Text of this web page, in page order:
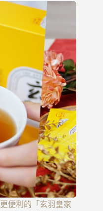
便利的「玄羽皇家